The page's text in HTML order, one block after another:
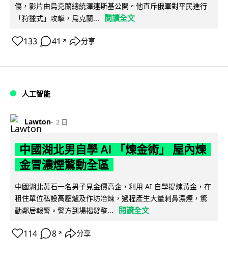
傷，影片由烏克蘭總統澤連斯基公開。他直斥俄軍對平民進行
「狩獵式」攻擊，烏克蘭...
閱讀全文
133 41 ↗ 分享
人工智能
Lawton 2 日
中國湖北男自學 AI 「煉金術」 屋內煉
金冒濃煙驚動全區
中國湖北黃石一名男子見金價高企，利用 AI 自學提煉黃金，在
租住單位私設高壓爐及作坊冶煉，過程產生大量刺鼻濃煙，驚
動鄰居報警。警方到場揭發整...
閱讀全文
114 8 ↗ 分享